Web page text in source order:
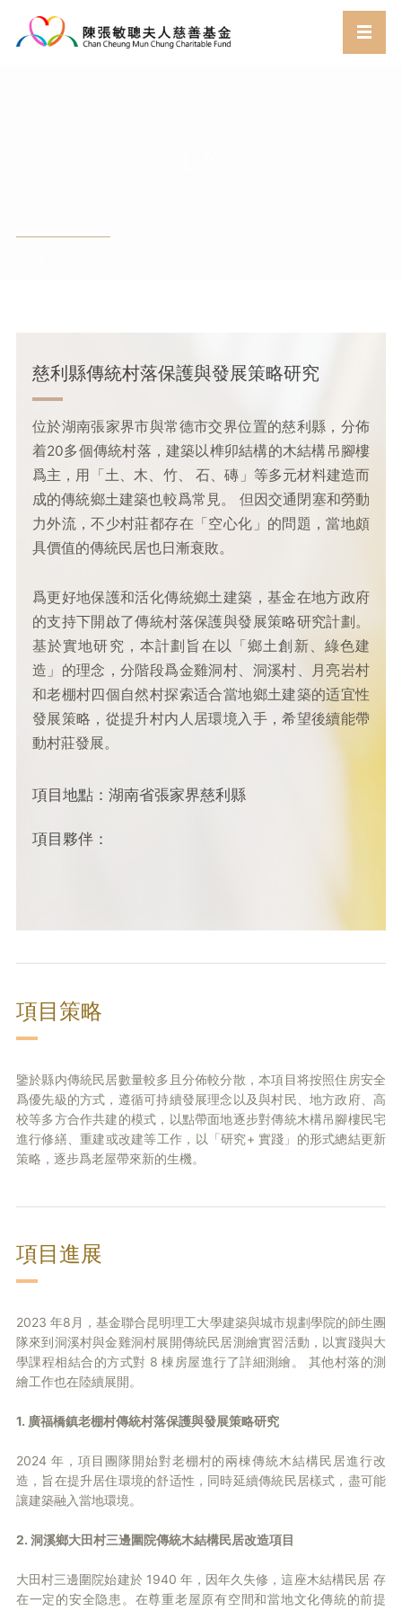
慈利縣傳統村落保護與發展策略研究
位於湖南張家界市與常德市交界位置的慈利縣，分佈
着20多個傳統村落，建築以榫卯結構的木結構吊腳樓
爲主，用「土、木、竹、 石、磚」等多元材料建造而
成的傳統鄉土建築也較爲常見。 但因交通閉塞和勞動
力外流，不少村莊都存在「空心化」的問題，當地頗
具價值的傳統民居也日漸衰敗。
爲更好地保護和活化傳統鄉土建築，基金在地方政府
的支持下開啟了傳統村落保護與發展策略研究計劃。
基於實地研究，本計劃旨在以「鄉土創新、綠色建
造」的理念，分階段爲金雞洞村、洞溪村、月亮岩村
和老棚村四個自然村探索适合當地鄉土建築的适宜性
發展策略，從提升村内人居環境入手，希望後續能帶
動村莊發展。
項目地點：湖南省張家界慈利縣
項目夥伴：
項目策略
鑒於縣内傳統民居數量較多且分佈較分散，本項目将按照住房安全
爲優先級的方式，遵循可持續發展理念以及與村民、地方政府、高
校等多方合作共建的模式，以點帶面地逐步對傳統木構吊腳樓民宅
進行修繕、重建或改建等工作，以「研究+ 實踐」的形式總結更新
策略，逐步爲老屋帶來新的生機。
項目進展
2023 年8月，基金聯合昆明理工大學建築與城市規劃學院的師生團
隊來到洞溪村與金雞洞村展開傳統民居測繪實習活動，以實踐與大
學課程相結合的方式對 8 棟房屋進行了詳細測繪。 其他村落的測
繪工作也在陸續展開。
1. 廣福橋鎮老棚村傳統村落保護與發展策略研究
2024 年，項目團隊開始對老棚村的兩棟傳統木結構民居進行改
造，旨在提升居住環境的舒适性，同時延續傳統民居樣式，盡可能
讓建築融入當地環境。
2. 洞溪鄉大田村三邊圍院傳統木結構民居改造項目
大田村三邊圍院始建於 1940 年，因年久失修，這座木結構民居 存
在一定的安全隐患。在尊重老屋原有空間和當地文化傳統的前提